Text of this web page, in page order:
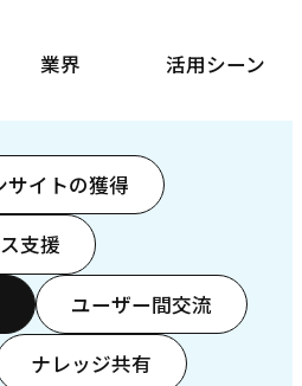
業界 活用シーン
サイトの獲得
支援
ユーザー間交流
ナレッジ共有